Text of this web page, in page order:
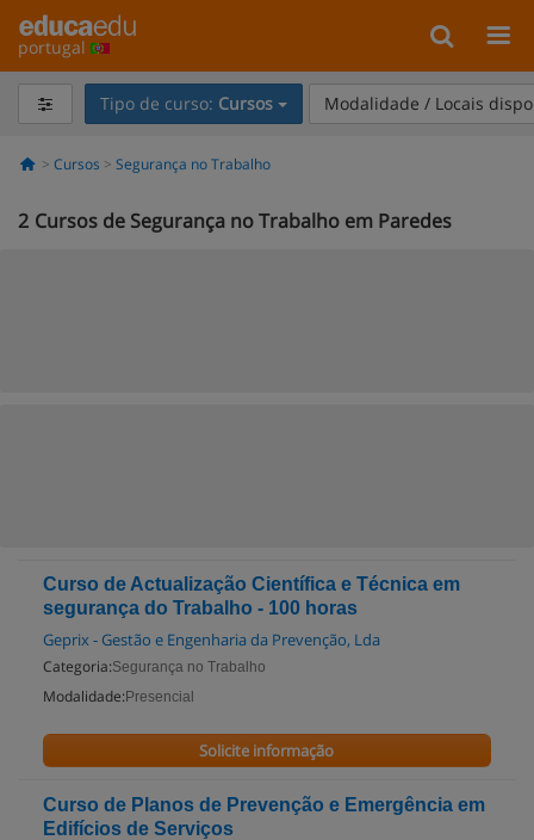
portugal
Tipo de curso: Cursos Modalidade / Locais
Cursos Segurança no Trabalho
2 Cursos de Segurança no Trabalho em Paredes
Curso de Actualização Científica e Técnica em
segurança do Trabalho - 100 horas
Geprix - Gestão e Engenharia da Prevenção, Lda
Categoria:Segurança no Trabalho
Modalidade: Presencial
Solicite informação
Curso de Planos de Prevenção e Emergência em
Edifícios de Serviços